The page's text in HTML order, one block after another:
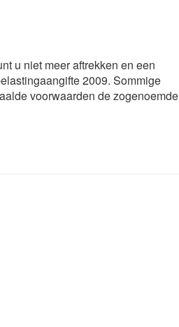
u niet meer aftrekken en een
2009. Sommige
voorwaarden de zogenoemde